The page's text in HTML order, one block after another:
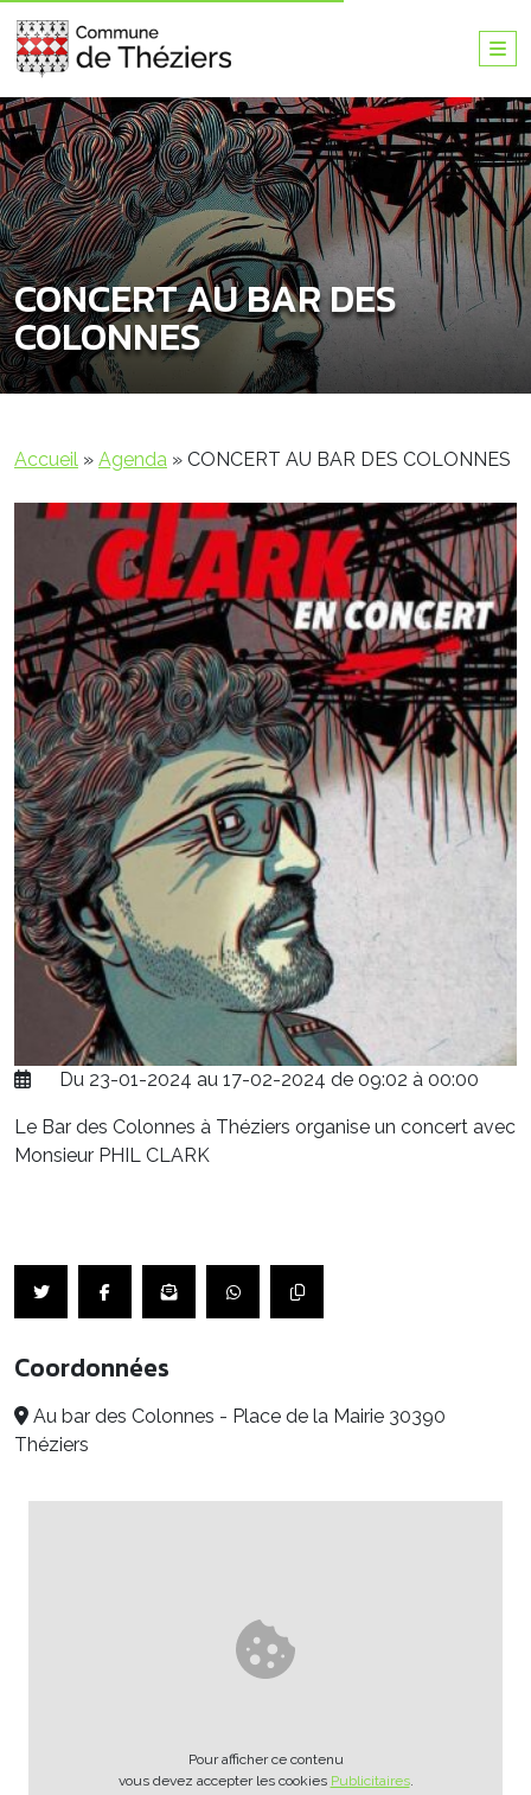
CONCERT AU BAR DES
COLONNES
Accueil » Agenda » CONCERT AU BAR DES COLONNES
Du 23-01-2024 au 17-02-2024 de 09:02 à 00:00
Le Bar des Colonnes à Théziers organise un concert avec
Monsieur PHIL CLARK
Coordonnées
Au bar des Colonnes - Place de la Mairie 30390
Théziers
Pour afficher ce contenu
vous devez accepter les cookies Publicitaires.